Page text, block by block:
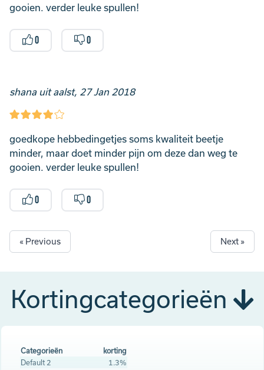
gooien. verder leuke spullen!
0 0
shana uit aalst, 27 Jan 2018
goedkope hebbedingetjes soms kwaliteit beetje
minder, maar doet minder pijn om deze dan weg te
gooien. verder leuke spullen!
0 0
« Previous Next »
Kortingcategorieën
Categorieën
korting
Default 2
1.3%